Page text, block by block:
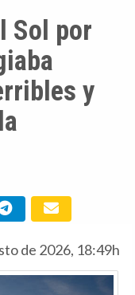
Sol por
y
de 2026, 18:49h